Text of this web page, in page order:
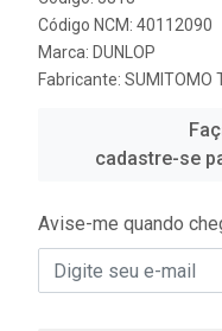
Código NCM: 40112090
Marca: DUNLOP
Fabricante: SUMITOMO
cadastre-se
Avise-me quando